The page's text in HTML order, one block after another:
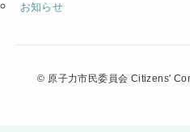
お知らせ
© 原子力市民委員会 Citizens'